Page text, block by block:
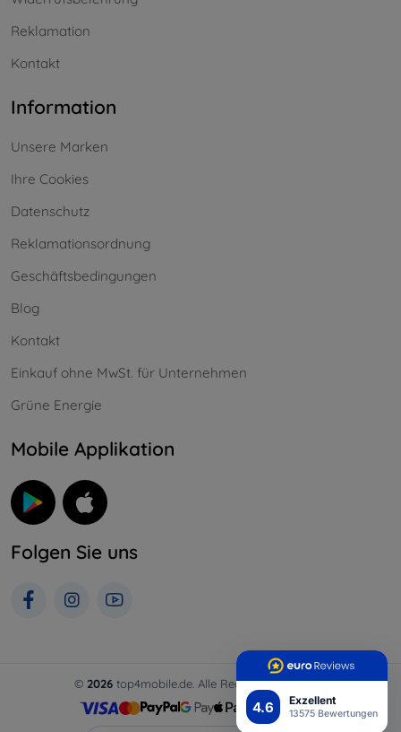
4.6 Exzellent
13575 Bewertungen
Reklamation
Kontakt
Information
Unsere Marken
Ihre Cookies
Datenschutz
Reklamationsordnung
Geschäftsbedingungen
Blog
Kontakt
Einkauf ohne MwSt. für Unternehmen
Grüne Energie
Mobile Applikation
Folgen Sie uns
© 2026 top4mobile.de. Alle Rechte vorbehalten.